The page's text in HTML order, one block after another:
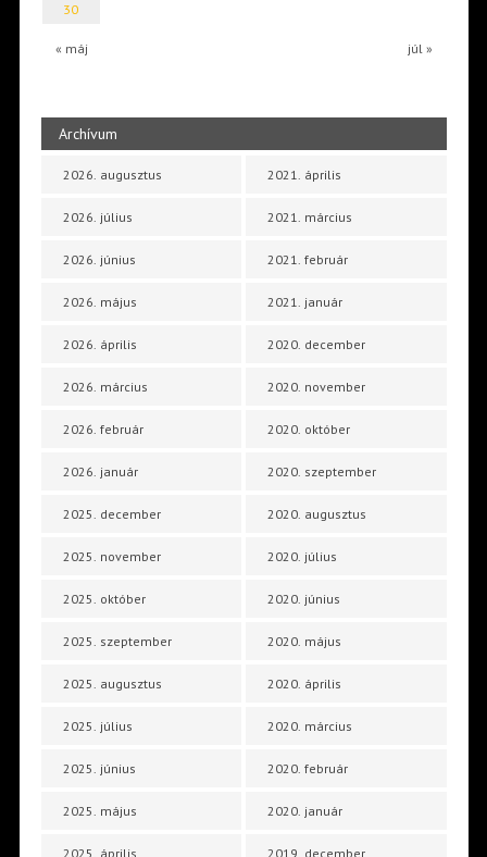
« máj júl »
30
Archívum
2026. augusztus
2026. július
2026. június
2026. május
2026. április
2026. március
2026. február
2026. január
2025. december
2025. november
2025. október
2025. szeptember
2025. augusztus
2025. július
2025. június
2025. május
2025. április
2021. április
2021. március
2021. február
2021. január
2020. december
2020. november
2020. október
2020. szeptember
2020. augusztus
2020. július
2020. június
2020. május
2020. április
2020. március
2020. február
2020. január
2019. december